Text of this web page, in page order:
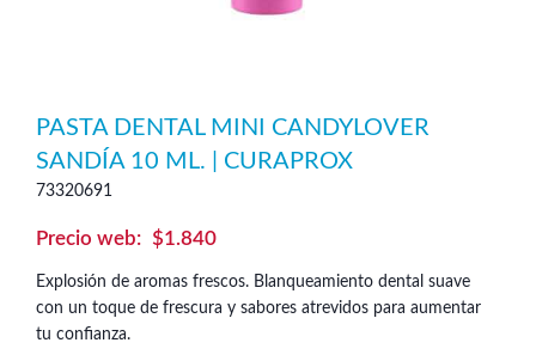
PASTA DENTAL MINI CANDYLOVER
SANDÍA 10 ML. | CURAPROX
73320691
$1.840
Explosión de aromas frescos. Blanqueamiento dental suave
con un toque de frescura y sabores atrevidos para aumentar
tu confianza.